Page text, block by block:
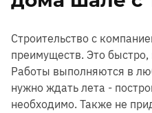
Строительство с
преимуществ. Это быстро,
Работы выполняются в
нужно ждать лета -
необходимо. Также не